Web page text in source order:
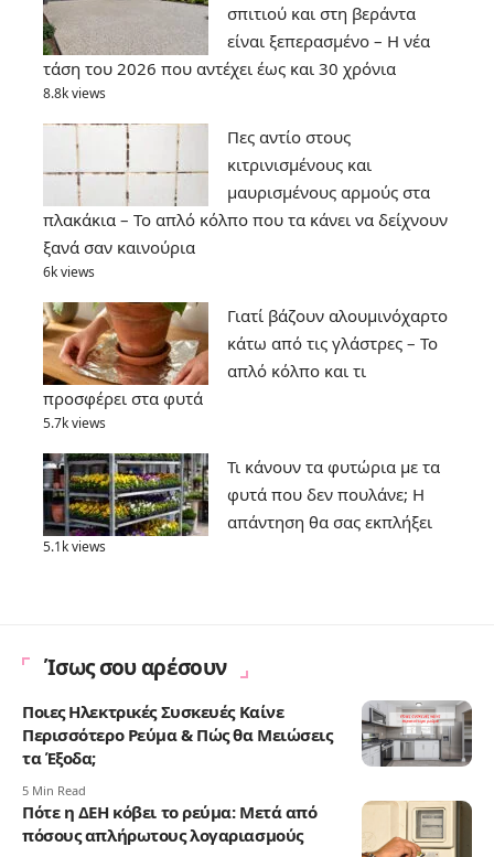
σπιτιού και στη βεράντα
είναι ξεπερασμένο – Η νέα
τάση του 2026 που αντέχει έως και 30 χρόνια
8.8k views
Πες αντίο στους
κιτρινισμένους και
μαυρισμένους αρμούς στα
πλακάκια – Το απλό κόλπο που τα κάνει να δείχνουν
ξανά σαν καινούρια
6k views
Γιατί βάζουν αλουμινόχαρτο
κάτω από τις γλάστρες – Το
απλό κόλπο και τι
προσφέρει στα φυτά
5.7k views
Τι κάνουν τα φυτώρια με τα
φυτά που δεν πουλάνε; Η
απάντηση θα σας εκπλήξει
5.1k views
Ίσως σου αρέσουν
Ποιες Ηλεκτρικές Συσκευές Καίνε
Περισσότερο Ρεύμα & Πώς θα Μειώσεις
τα Έξοδα;
5 Min Read
Πότε η ΔΕΗ κόβει το ρεύμα: Μετά από
πόσους απλήρωτους λογαριασμούς